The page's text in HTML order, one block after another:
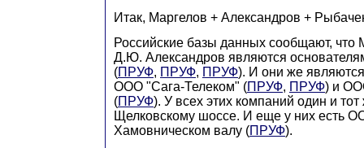
Итак, Маргелов + Александров +
Российские базы данных сообщают,
Д.Ю. Александров являются
(ПРУФ, ПРУФ, ПРУФ). И они же
OOO "Сага-Телеком" (ПРУФ, ПРУФ) и
(ПРУФ). У всех этих компаний один и
Щелковскому шоссе. И еще у них есть
Хамовническом валу (ПРУФ).